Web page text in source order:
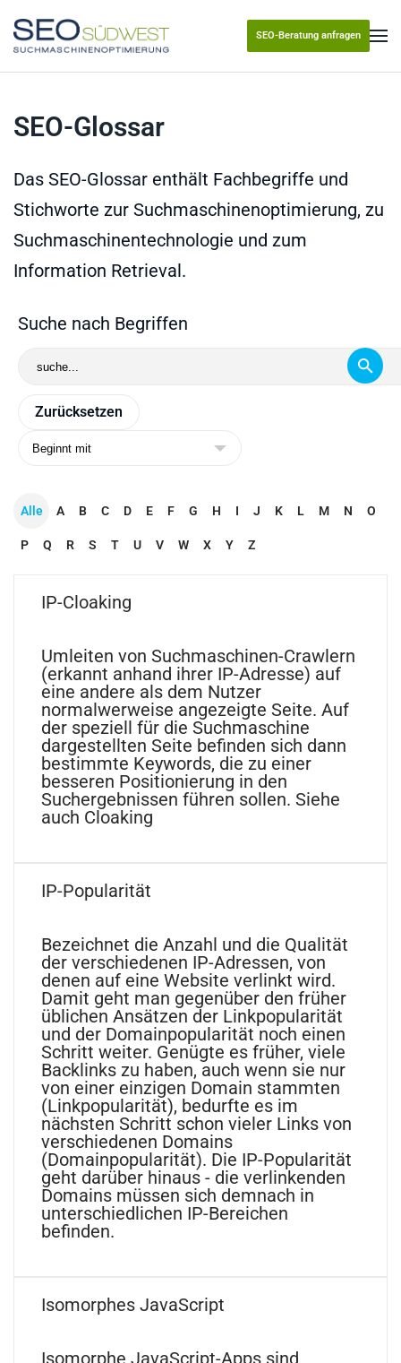
Skip to main content
SEO-Beratung anfragen
SEO-Glossar
Das SEO-Glossar enthält Fachbegriffe und
Stichworte zur Suchmaschinenoptimierung, zu
Suchmaschinentechnologie und zum
Information Retrieval.
Suche nach Begriffen
Alle A B C D E F G H I J K L M N O
P Q R S T U V W X Y Z
IP-Cloaking
Umleiten von Suchmaschinen-Crawlern
(erkannt anhand ihrer IP-Adresse) auf
eine andere als dem Nutzer
normalwerweise angezeigte Seite. Auf
der speziell für die Suchmaschine
dargestellten Seite befinden sich dann
bestimmte Keywords, die zu einer
besseren Positionierung in den
Suchergebnissen führen sollen. Siehe
auch Cloaking
IP-Popularität
Bezeichnet die Anzahl und die Qualität
der verschiedenen IP-Adressen, von
denen auf eine Website verlinkt wird.
Damit geht man gegenüber den früher
üblichen Ansätzen der Linkpopularität
und der Domainpopularität noch einen
Schritt weiter. Genügte es früher, viele
Backlinks zu haben, auch wenn sie nur
von einer einzigen Domain stammten
(Linkpopularität), bedurfte es im
nächsten Schritt schon vieler Links von
verschiedenen Domains
(Domainpopularität). Die IP-Popularität
geht darüber hinaus - die verlinkenden
Domains müssen sich demnach in
unterschiedlichen IP-Bereichen
befinden.
Isomorphes JavaScript
Isomorphe JavaScript-Apps sind